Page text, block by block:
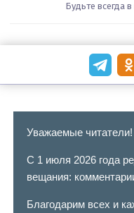
Будьте всегда
Уважаемые читатели!
С 1 июля 2026 года
вещания:
Благодарим всех и